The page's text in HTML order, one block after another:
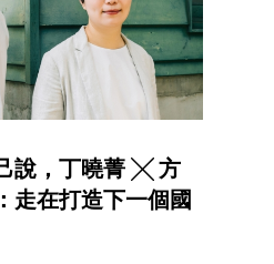
說，丁曉菁 ╳ 方
走在打造下一個國